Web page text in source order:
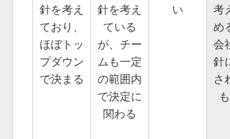
針を考え
ており、
ほぼトッ
プダウン
で決まる
針を考え
ている
が、チー
ムも一定
の範囲内
で決定に
関わる
い
考
め
会
針
さ